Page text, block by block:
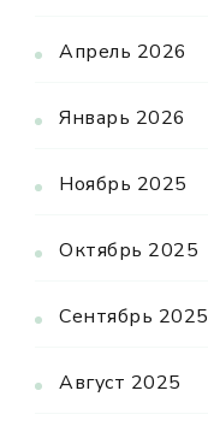
Апрель 2026
Январь 2026
Ноябрь 2025
Октябрь 2025
Сентябрь 2025
Август 2025